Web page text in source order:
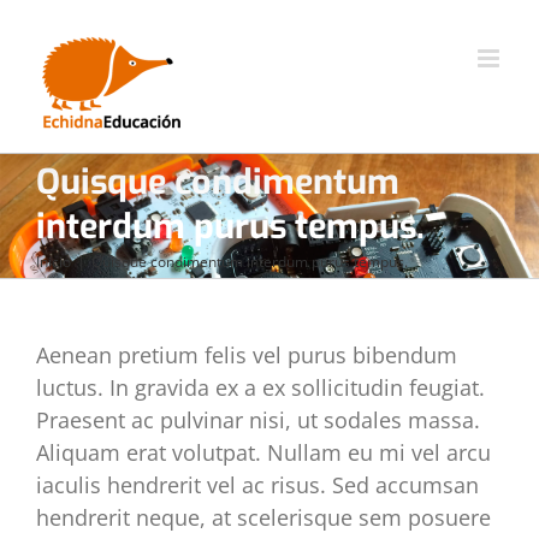
contenido
Quisque condimentum
interdum purus tempus.
Inicio Quisque condimentum interdum purus tempus.
Aenean pretium felis vel purus bibendum
luctus. In gravida ex a ex sollicitudin feugiat.
Praesent ac pulvinar nisi, ut sodales massa.
Aliquam erat volutpat. Nullam eu mi vel arcu
iaculis hendrerit vel ac risus. Sed accumsan
hendrerit neque, at scelerisque sem posuere